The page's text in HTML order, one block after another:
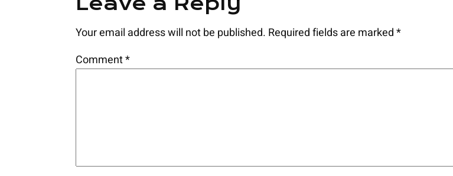
Your email address will not be published. Required fields are marked*
Comment*